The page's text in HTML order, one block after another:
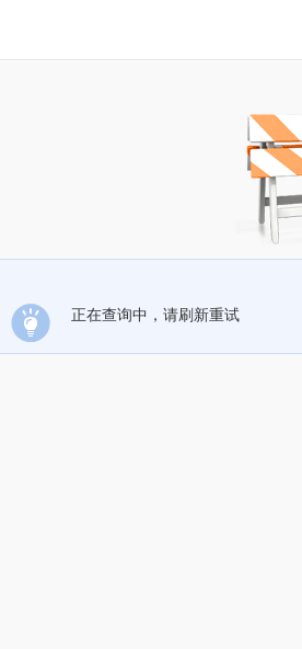
正在查询中，请刷新重试